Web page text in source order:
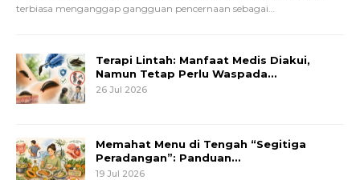
terbiasa menganggap gangguan pencernaan sebagai
Terapi Lintah: Manfaat Medis Diakui,
Namun Tetap Perlu Waspada…
26 Jul 2026
Memahat Menu di Tengah “Segitiga
Peradangan”: Panduan…
19 Jul 2026